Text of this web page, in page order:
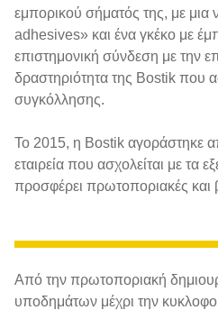
εμπορικού σήματός της, με
adhesives» και ένα γκέκο με
επιστημονική σύνδεση με την
δραστηριότητα της Bostik που
συγκόλλησης.
Το 2015, η Bostik αγοράστηκε
εταιρεία που ασχολείται με τα
προσφέρει πρωτοποριακές και
Από την πρωτοποριακή
υποδημάτων μέχρι την